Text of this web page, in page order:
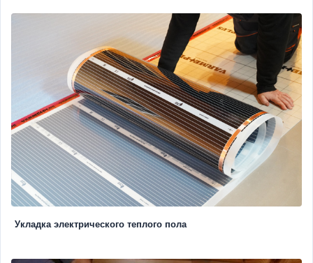
Укладка электрического теплого пола